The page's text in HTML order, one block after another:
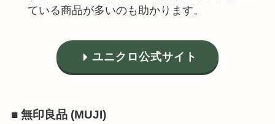
ている商品が多いのも助かります。
ユニクロ公式サイト
■ 無印良品 (MUJI)